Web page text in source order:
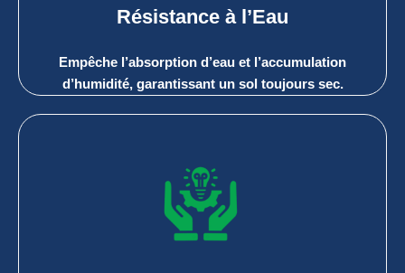
Résistance à l’Eau
Empêche l’absorption d’eau et l’accumulation
d’humidité, garantissant un sol toujours sec.